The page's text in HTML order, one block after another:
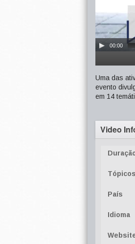
00:00
Uma das
evento
em 14
Video
Tópicos
País
Idioma